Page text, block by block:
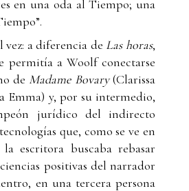
en una oda al Tiempo; una
vez: a diferencia de Las horas,
permitía a Woolf conectarse
de Madame Bovary(Clarissa
Emma) y, por su intermedio,
jurídico del indirecto
que, como se ve en
escritora buscaba rebasar
positivas del narrador
en una tercera persona